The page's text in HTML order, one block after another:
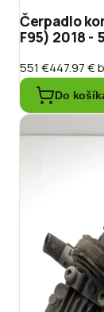
Čerpadlo
F95) 2018 -
551 €447.97 €
Do